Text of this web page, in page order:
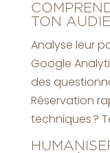
TON
Analyse leur
Google
des
Réservation
techniques ?